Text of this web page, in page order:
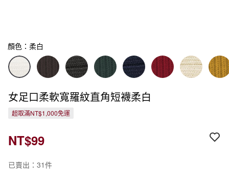
顏色：柔白
女足口柔軟寬羅紋直角短襪柔白
超取滿NT$1,000免運
NT$99
已賣出：31件